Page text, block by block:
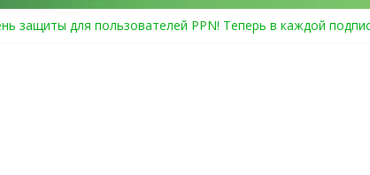
защиты для пользователей PPN! Теперь в каждой
в GTA Online по программе Fine Art Collector
игры и Предзаказ Grand Theft Auto VI